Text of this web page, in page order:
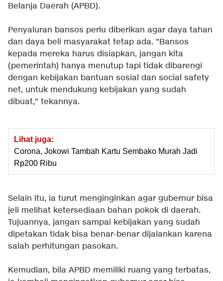
Belanja Daerah (APBD).
Penyaluran bansos perlu diberikan agar daya tahan
dan daya beli masyarakat tetap ada. "Bansos
kepada mereka harus disiapkan, jangan kita
(pemerintah) hanya menutup tapi tidak dibarengi
dengan kebijakan bantuan sosial dan social safety
net, untuk mendukung kebijakan yang sudah
dibuat," tekannya.
Lihat juga:
Corona, Jokowi Tambah Kartu Sembako Murah Jadi
Rp200 Ribu
Selain itu, ia turut menginginkan agar gubernur bisa
jeli melihat ketersediaan bahan pokok di daerah.
Tujuannya, jangan sampai kebijakan yang sudah
dipetakan tidak bisa benar-benar dijalankan karena
salah perhitungan pasokan.
Kemudian, bila APBD memiliki ruang yang terbatas,